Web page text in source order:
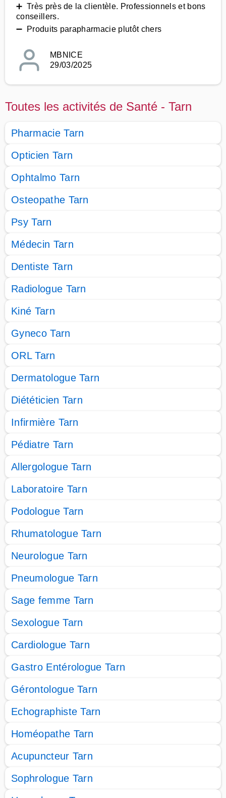
➕ Très près de la clientèle. Professionnels et bons
conseillers.
➖ Produits parapharmacie plutôt chers
MBNICE
29/03/2025
Toutes les activités de Santé - Tarn
Pharmacie Tarn
Opticien Tarn
Ophtalmo Tarn
Osteopathe Tarn
Psy Tarn
Médecin Tarn
Dentiste Tarn
Radiologue Tarn
Kiné Tarn
Gyneco Tarn
ORL Tarn
Dermatologue Tarn
Diététicien Tarn
Infirmière Tarn
Pédiatre Tarn
Allergologue Tarn
Laboratoire Tarn
Podologue Tarn
Rhumatologue Tarn
Neurologue Tarn
Pneumologue Tarn
Sage femme Tarn
Sexologue Tarn
Cardiologue Tarn
Gastro Entérologue Tarn
Gérontologue Tarn
Echographiste Tarn
Homéopathe Tarn
Acupuncteur Tarn
Sophrologue Tarn